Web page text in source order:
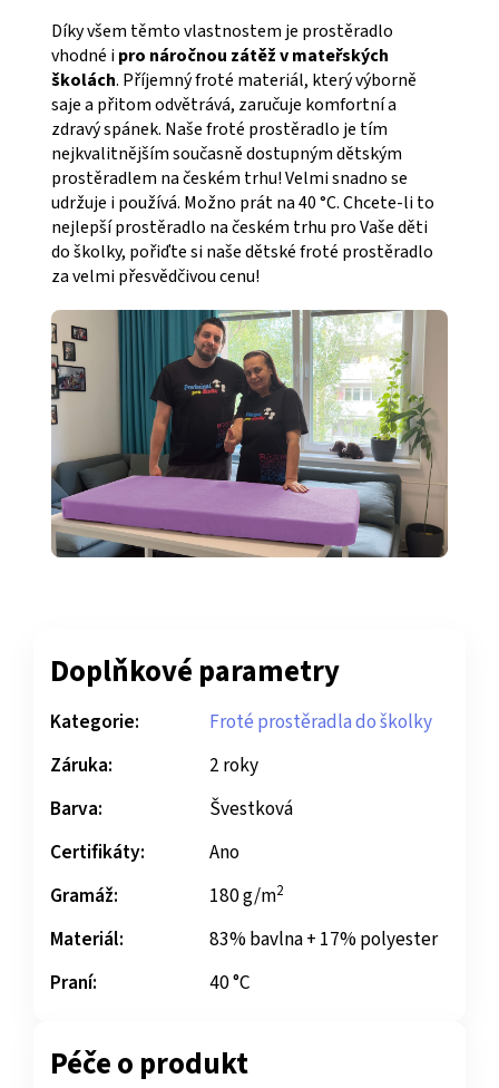
Díky všem těmto vlastnostem je prostěradlo
vhodné ipro náročnou zátěž v mateřských
školách. Příjemný froté materiál, který výborně
saje a přitom odvětrává, zaručuje komfortní a
zdravý spánek. Naše froté prostěradlo je tím
nejkvalitnějším současně dostupným dětským
prostěradlem na českém trhu! Velmi snadno se
udržuje i používá. Možno prát na 40 °C. Chcete-li to
nejlepší prostěradlo na českém trhu pro Vaše děti
do školky, pořiďte si naše dětské froté prostěradlo
za velmi přesvědčivou cenu!
Doplňkové parametry
Kategorie:
Froté prostěradla do školky
Záruka:
2 roky
Barva:
Švestková
Certifikáty:
Ano
Gramáž:
180 g/m2
Materiál:
83% bavlna + 17% polyester
Praní:
40 °C
Péče o produkt